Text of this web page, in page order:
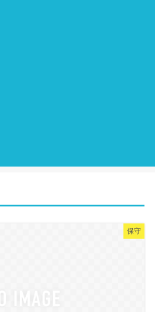
保守